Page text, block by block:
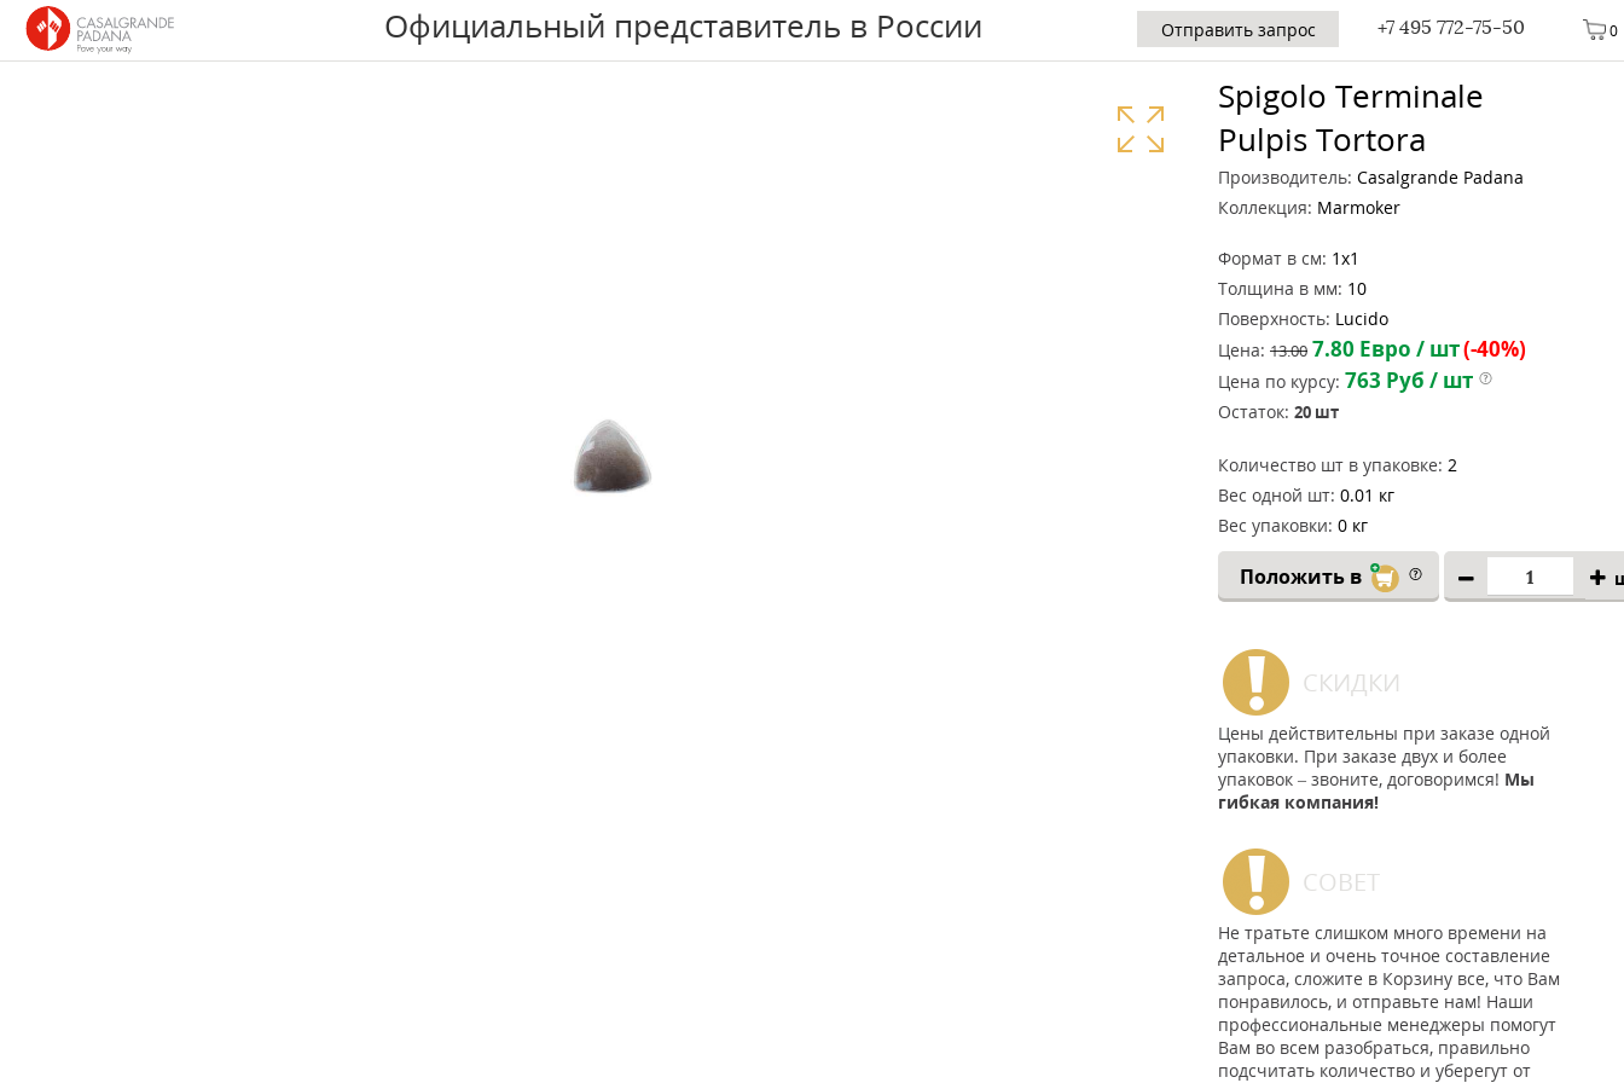
0
Официальный представитель в России +7 495 772-75-50
Отправить запрос
Spigolo Terminale
Pulpis Tortora
Производитель: Casalgrande Padana
Коллекция: Marmoker
Формат в см: 1x1
Толщина в мм: 10
Поверхность: Lucido
Цена: 13.00 7.80 Евро / шт(-40%)
Цена по курсу: 763 Руб / шт
Остаток: 20 шт
Количество шт в упаковке: 2
Вес одной шт: 0.01 кг
Вес упаковки: 0 кг
Положить в
СКИДКИ
Цены действительны при заказе одной
упаковки. При заказе двух и более
упаковок – звоните, договоримся! Мы
гибкая компания!
СОВЕТ
Не тратьте слишком много времени на
детальное и очень точное составление
запроса, сложите в Корзину все, что Вам
понравилось, и отправьте нам! Наши
профессиональные менеджеры помогут
Вам во всем разобраться, правильно
подсчитать количество и уберегут от